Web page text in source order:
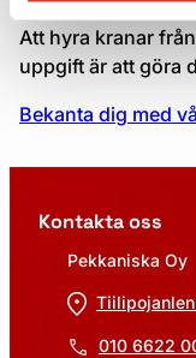
Att hyra kranar
uppgift är att göra
Bekanta dig med
Kontakta oss
Pekkaniska Oy
010 6622